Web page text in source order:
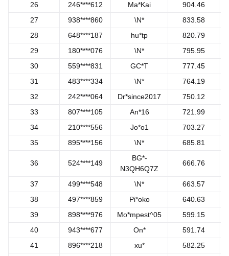
26
246****612 Ma*Kai
904.46
27
938****860 \N*
833.58
28
648****187 hu*tp
820.79
29
180****076 \N*
795.95
30
559****831 GC*T
777.45
31
483****334 \N*
764.19
32
242****064 Dr*since2017
750.12
33
807****105 An*16
721.99
34
210****556 Jo*o1
703.27
35
895****156 \N* 685.81
36 524****149
BG*-
N3QH6Q7Z
666.76
37 499****548 \N*
663.57
38
497****859 Pi*oko
640.63
39
898****976 Mo*mpest^05
599.15
40
943****677 On*
591.74
41
896****218 xu*
582.25